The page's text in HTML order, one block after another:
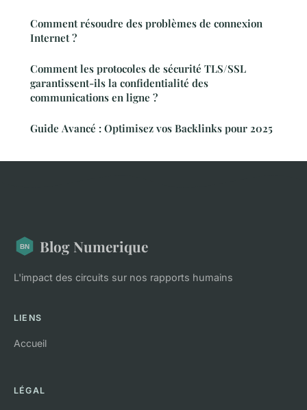
Comment résoudre des problèmes de connexion
Internet ?
Comment les protocoles de sécurité TLS/SSL
garantissent-ils la confidentialité des
communications en ligne ?
Guide Avancé : Optimisez vos Backlinks pour 2025
Blog Numerique
L'impact des circuits sur nos rapports humains
LIENS
Accueil
LÉGAL